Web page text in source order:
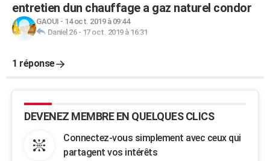
entretien dun chauffage a gaz naturel condor
GAOUI - 14 oct. 2019 à 09:44
Daniel 26- 17 oct. 2019 à 16:31
1 réponse
DEVENEZ MEMBRE EN QUELQUES CLICS
Connectez-vous simplement avec ceux qui
partagent vos intérêts